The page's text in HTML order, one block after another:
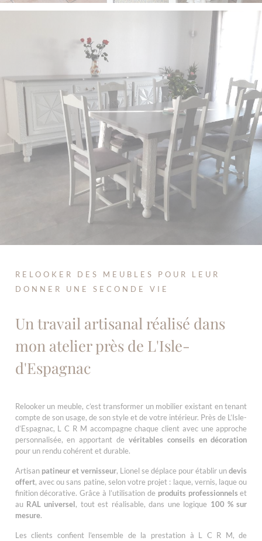
RELOOKER DES MEUBLES POUR LEUR
DONNER UNE SECONDE VIE
Un travail artisanal réalisé dans
mon atelier près de L'Isle-
d'Espagnac
Relooker un meuble, c’est transformer un mobilier existant en tenant
compte de son usage, de son style et de votre intérieur. Près de L’Isle-
d’Espagnac, L C R M accompagne chaque client avec une approche
personnalisée, en apportant de véritables conseils en décoration
pour un rendu cohérent et durable.
Artisan patineur et vernisseur, Lionel se déplace pour établir undevis
offert, avec ou sans patine, selon votre projet : laque, vernis, laque ou
finition décorative. Grâce à l’utilisation de produits professionnels et
au RAL universel, tout est réalisable, dans une logique 100 % sur
mesure.
Les clients confient l’ensemble de la prestation à L C R M, de